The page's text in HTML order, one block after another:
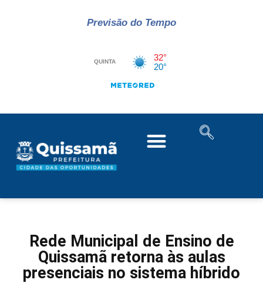
Previsão do Tempo
Rede Municipal de Ensino de
Quissamã retorna às aulas
presenciais no sistema híbrido